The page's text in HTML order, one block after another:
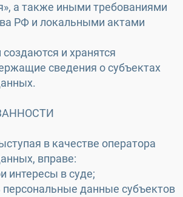
а также иными требованиями
РФ и локальными актами
и хранятся
сведения о субъектах
в качестве оператора
вправе:
интересы в суде;
персональные данные субъектов